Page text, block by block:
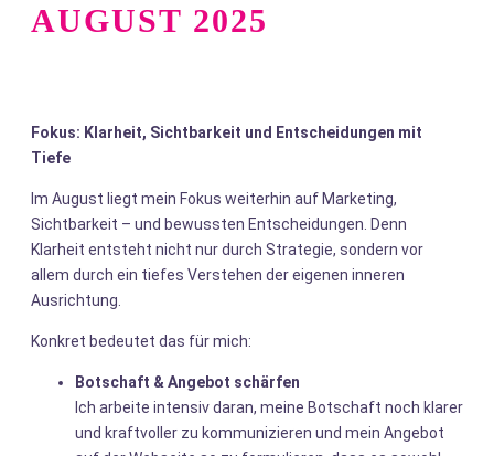
AUGUST 2025
Fokus: Klarheit, Sichtbarkeit und Entscheidungen mit
Tiefe
Im August liegt mein Fokus weiterhin auf Marketing,
Sichtbarkeit – und bewussten Entscheidungen. Denn
Klarheit entsteht nicht nur durch Strategie, sondern vor
allem durch ein tiefes Verstehen der eigenen inneren
Ausrichtung.
Konkret bedeutet das für mich:
Botschaft & Angebot schärfen
Ich arbeite intensiv daran, meine Botschaft noch klarer
und kraftvoller zu kommunizieren und mein Angebot